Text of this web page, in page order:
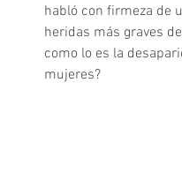
habló con firmeza de
heridas más graves
como lo es la
mujeres?